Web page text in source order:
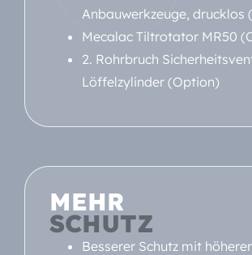
Anbauwerkzeuge, drucklos
Mecalac Tiltrotator MR50
2. Rohrbruch
Löffelzylinder (Option)
MEHR
SCHUTZ
Besserer Schutz mit